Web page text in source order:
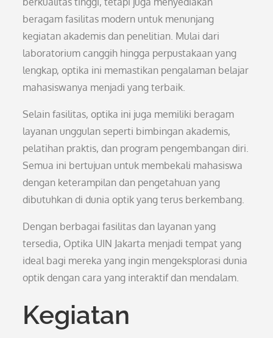
beragam fasilitas modern untuk menunjang
kegiatan akademis dan penelitian. Mulai dari
laboratorium canggih hingga perpustakaan yang
lengkap, optika ini memastikan pengalaman belajar
mahasiswanya menjadi yang terbaik.
Selain fasilitas, optika ini juga memiliki beragam
layanan unggulan seperti bimbingan akademis,
pelatihan praktis, dan program pengembangan diri.
Semua ini bertujuan untuk membekali mahasiswa
dengan keterampilan dan pengetahuan yang
dibutuhkan di dunia optik yang terus berkembang.
Dengan berbagai fasilitas dan layanan yang
tersedia, Optika UIN Jakarta menjadi tempat yang
ideal bagi mereka yang ingin mengeksplorasi dunia
optik dengan cara yang interaktif dan mendalam.
Kegiatan